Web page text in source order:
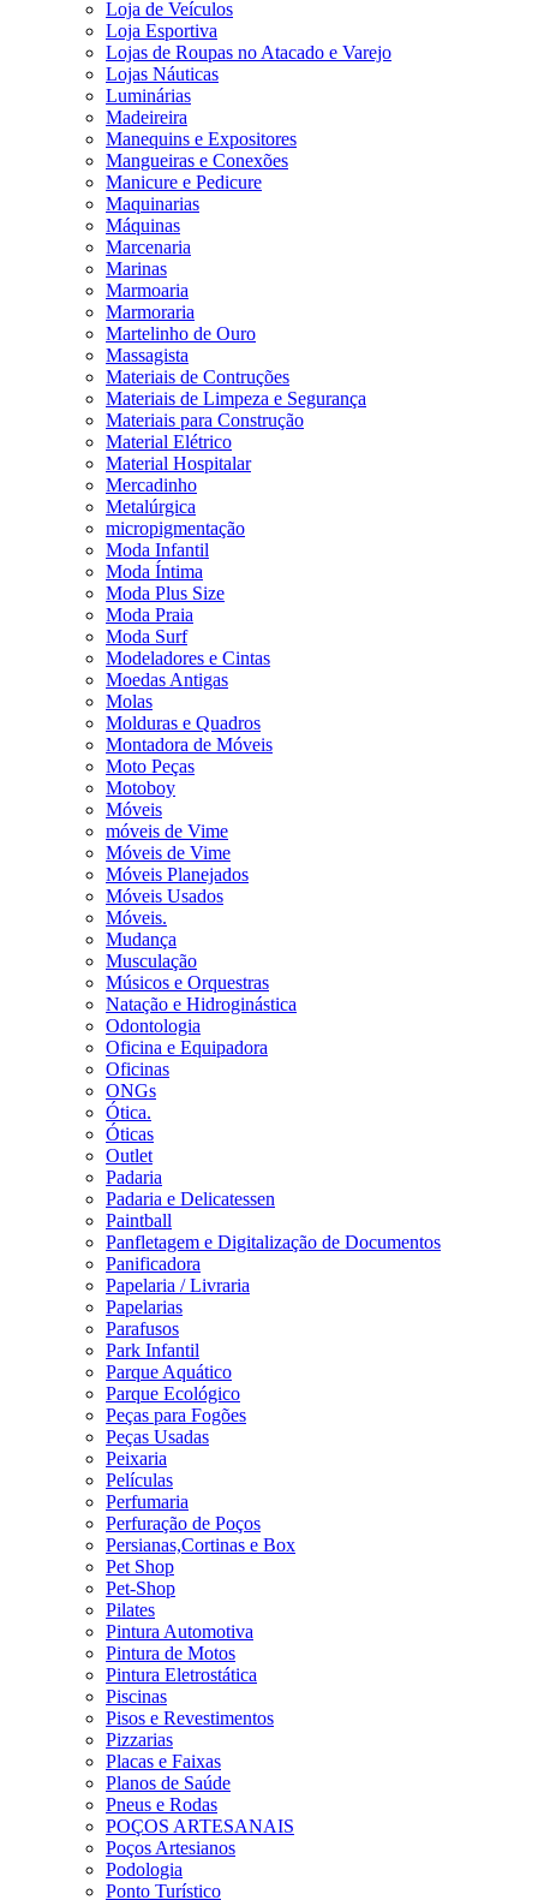
Loja de Veículos
Loja Esportiva
Lojas de Roupas no Atacado e Varejo
Lojas Náuticas
Luminárias
Madeireira
Manequins e Expositores
Mangueiras e Conexões
Manicure e Pedicure
Maquinarias
Máquinas
Marcenaria
Marinas
Marmoaria
Marmoraria
Martelinho de Ouro
Massagista
Materiais de Contruções
Materiais de Limpeza e Segurança
Materiais para Construção
Material Elétrico
Material Hospitalar
Mercadinho
Metalúrgica
micropigmentação
Moda Infantil
Moda Íntima
Moda Plus Size
Moda Praia
Moda Surf
Modeladores e Cintas
Moedas Antigas
Molas
Molduras e Quadros
Montadora de Móveis
Moto Peças
Motoboy
Móveis
móveis de Vime
Móveis de Vime
Móveis Planejados
Móveis Usados
Móveis.
Mudança
Musculação
Músicos e Orquestras
Natação e Hidroginástica
Odontologia
Oficina e Equipadora
Oficinas
ONGs
Ótica.
Óticas
Outlet
Padaria
Padaria e Delicatessen
Paintball
Panfletagem e Digitalização de Documentos
Panificadora
Papelaria / Livraria
Papelarias
Parafusos
Park Infantil
Parque Aquático
Parque Ecológico
Peças para Fogões
Peças Usadas
Peixaria
Películas
Perfumaria
Perfuração de Poços
Persianas,Cortinas e Box
Pet Shop
Pet-Shop
Pilates
Pintura Automotiva
Pintura de Motos
Pintura Eletrostática
Piscinas
Pisos e Revestimentos
Pizzarias
Placas e Faixas
Planos de Saúde
Pneus e Rodas
POÇOS ARTESANAIS
Poços Artesianos
Podologia
Ponto Turístico